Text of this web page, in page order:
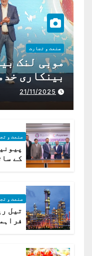
صنعت و تجارت
موبی لنک
بینکاری
اعلان کیا ہے،
21/11/2025
صنعت و
کے
صنعت و
تیل